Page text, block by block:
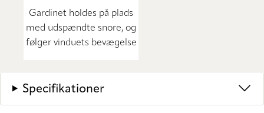
Gardinet holdes på plads
med udspændte snore, og
følger vinduets bevægelse
Specifikationer